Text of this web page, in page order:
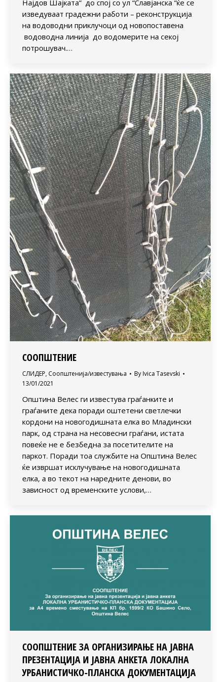
Најдов Шајката“ до спој со ул “Славјанска “ќе се
изведуваат градежни работи – реконструкција
на водоводни приклучоци од новопоставена
водоводна линија до водомерите на секој
потрошувач.…
СООПШТЕНИЕ
СЛИДЕР, Соопштенија/известувања By Ivica Tasevski
13/01/2021
Општина Велес ги известува граѓанките и
граѓаните дека поради оштетени светлечки
кордони на новогодишната елка во Младински
парк, од страна на несовесни граѓани, истата
повеќе не е безбедна за посетителите на
паркот. Поради тоа службите на Општина Велес
ќе извршат исклучување на новогодишната
елка, а во текот на наредните денови, во
зависност од временските услови,…
СООПШТЕНИЕ ЗА ОРГАНИЗИРАЊЕ НА ЈАВНА
ПРЕЗЕНТАЦИЈА И ЈАВНА АНКЕТА ЛОКАЛНА
УРБАНИСТИЧКО-ПЛАНСКА ДОКУМЕНТАЦИЈА